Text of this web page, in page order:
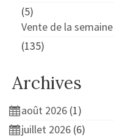
(5)
Vente de la semaine
(135)
Archives
août 2026 (1)
juillet 2026 (6)